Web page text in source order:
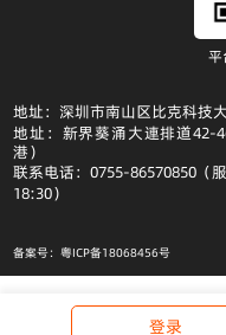
平
地址：深圳市南山区比克科技
地址：新界葵涌大連排道42-
港）
联系电话：0755-86570850（
18:30）
备案号：粤ICP备18068456号
登录